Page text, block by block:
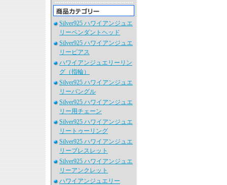
Silver925 ハワイアンジュエ
リーペンダントヘッド
Silver925 ハワイアンジュエ
リーピアス
ハワイアンジュエリーリン
グ（指輪）
Silver925 ハワイアンジュエ
リーバングル
Silver925 ハワイアンジュエ
リー用チェーン
Silver925 ハワイアンジュエ
リートゥーリング
Silver925 ハワイアンジュエ
リーブレスレット
Silver925 ハワイアンジュエ
リーアンクレット
ハワイアンジュエリー